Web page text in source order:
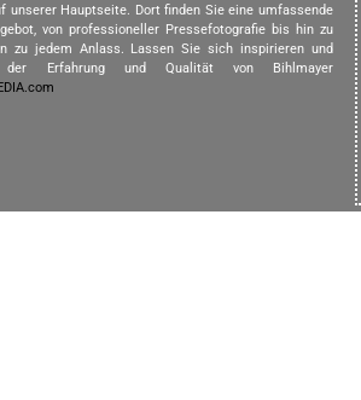
unserer Hauptseite. Dort finden Sie eine umfassende
von professioneller Pressefotografie bis hin zu
zu jedem Anlass. Lassen Sie sich inspirieren und
Erfahrung und Qualität von Bihlmayer